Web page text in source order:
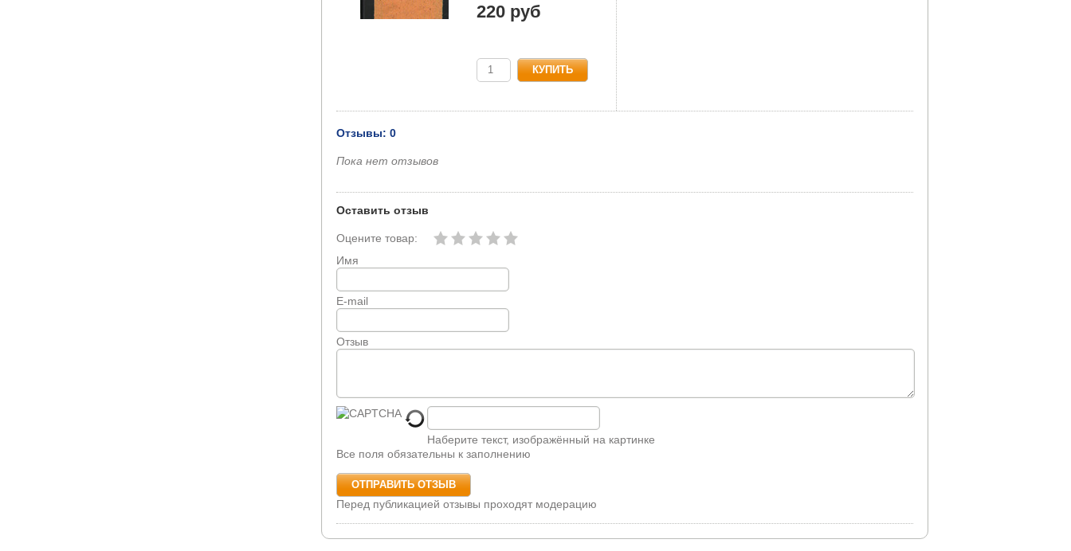
220 руб
Отзывы: 0
Пока нет отзывов
Оставить отзыв
Оцените товар:
Имя
E-mail
Отзыв
Наберите текст, изображённый на картинке
Все поля обязательны к заполнению
Перед публикацией отзывы проходят модерацию